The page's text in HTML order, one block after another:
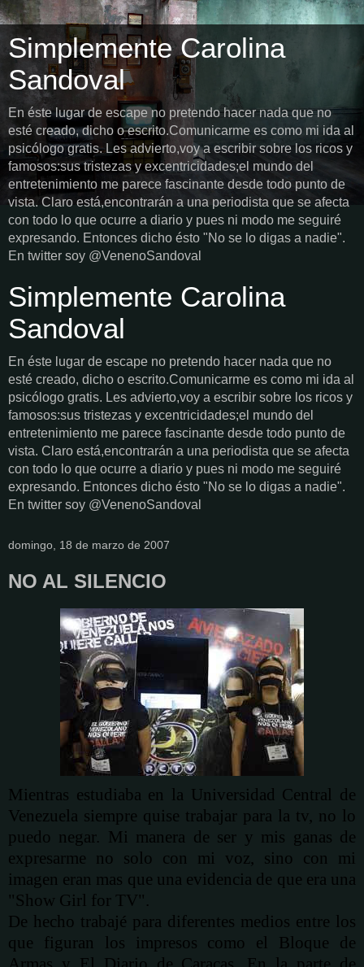
Simplemente Carolina
Sandoval
En éste lugar de escape no pretendo hacer nada que no
esté creado, dicho o escrito.Comunicarme es como mi ida al
psicólogo gratis. Les advierto,voy a escribir sobre los ricos y
famosos:sus tristezas y excentricidades;el mundo del
entretenimiento me parece fascinante desde todo punto de
vista. Claro está,encontrarán a una periodista que se afecta
con todo lo que ocurre a diario y pues ni modo me seguiré
expresando. Entonces dicho ésto "No se lo digas a nadie".
En twitter soy @VenenoSandoval
Simplemente Carolina
Sandoval
En éste lugar de escape no pretendo hacer nada que no
esté creado, dicho o escrito.Comunicarme es como mi ida al
psicólogo gratis. Les advierto,voy a escribir sobre los ricos y
famosos:sus tristezas y excentricidades;el mundo del
entretenimiento me parece fascinante desde todo punto de
vista. Claro está,encontrarán a una periodista que se afecta
con todo lo que ocurre a diario y pues ni modo me seguiré
expresando. Entonces dicho ésto "No se lo digas a nadie".
En twitter soy @VenenoSandoval
domingo, 18 de marzo de 2007
NO AL SILENCIO
Mientras estudiaba en la Universidad Central de
Venezuela siempre quise trabajar para la tv, no lo
puedo negar. Mi manera de ser y mis ganas de
expresarme no solo con mi voz, sino con mi
imagen eran mas que una evidencia de que era una
"Show Girl for TV".
De hecho trabajé para diferentes medios entre los
que figuran los impresos como el Bloque de